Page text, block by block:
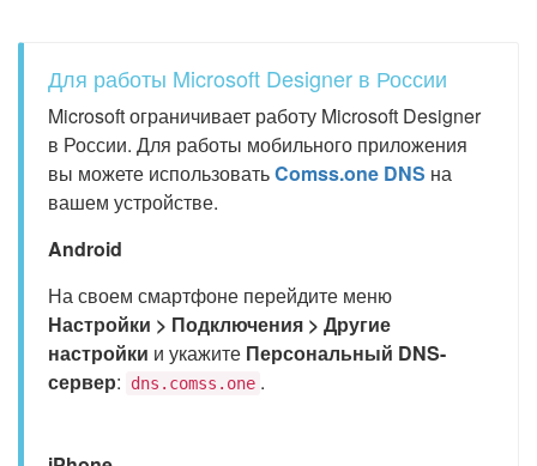
Для работы Microsoft Designer в России
Microsoft ограничивает работу Microsoft Designer
в России. Для работы мобильного приложения
вы можете использоватьComss.one DNS на
вашем устройстве.
Android
На своем смартфоне перейдите меню
Настройки > Подключения > Другие
настройки и укажите Персональный DNS-
сервер: dns.comss.one .